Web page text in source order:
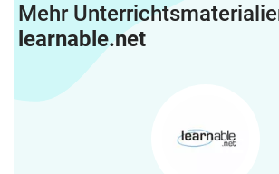
Mehr
learnable.net